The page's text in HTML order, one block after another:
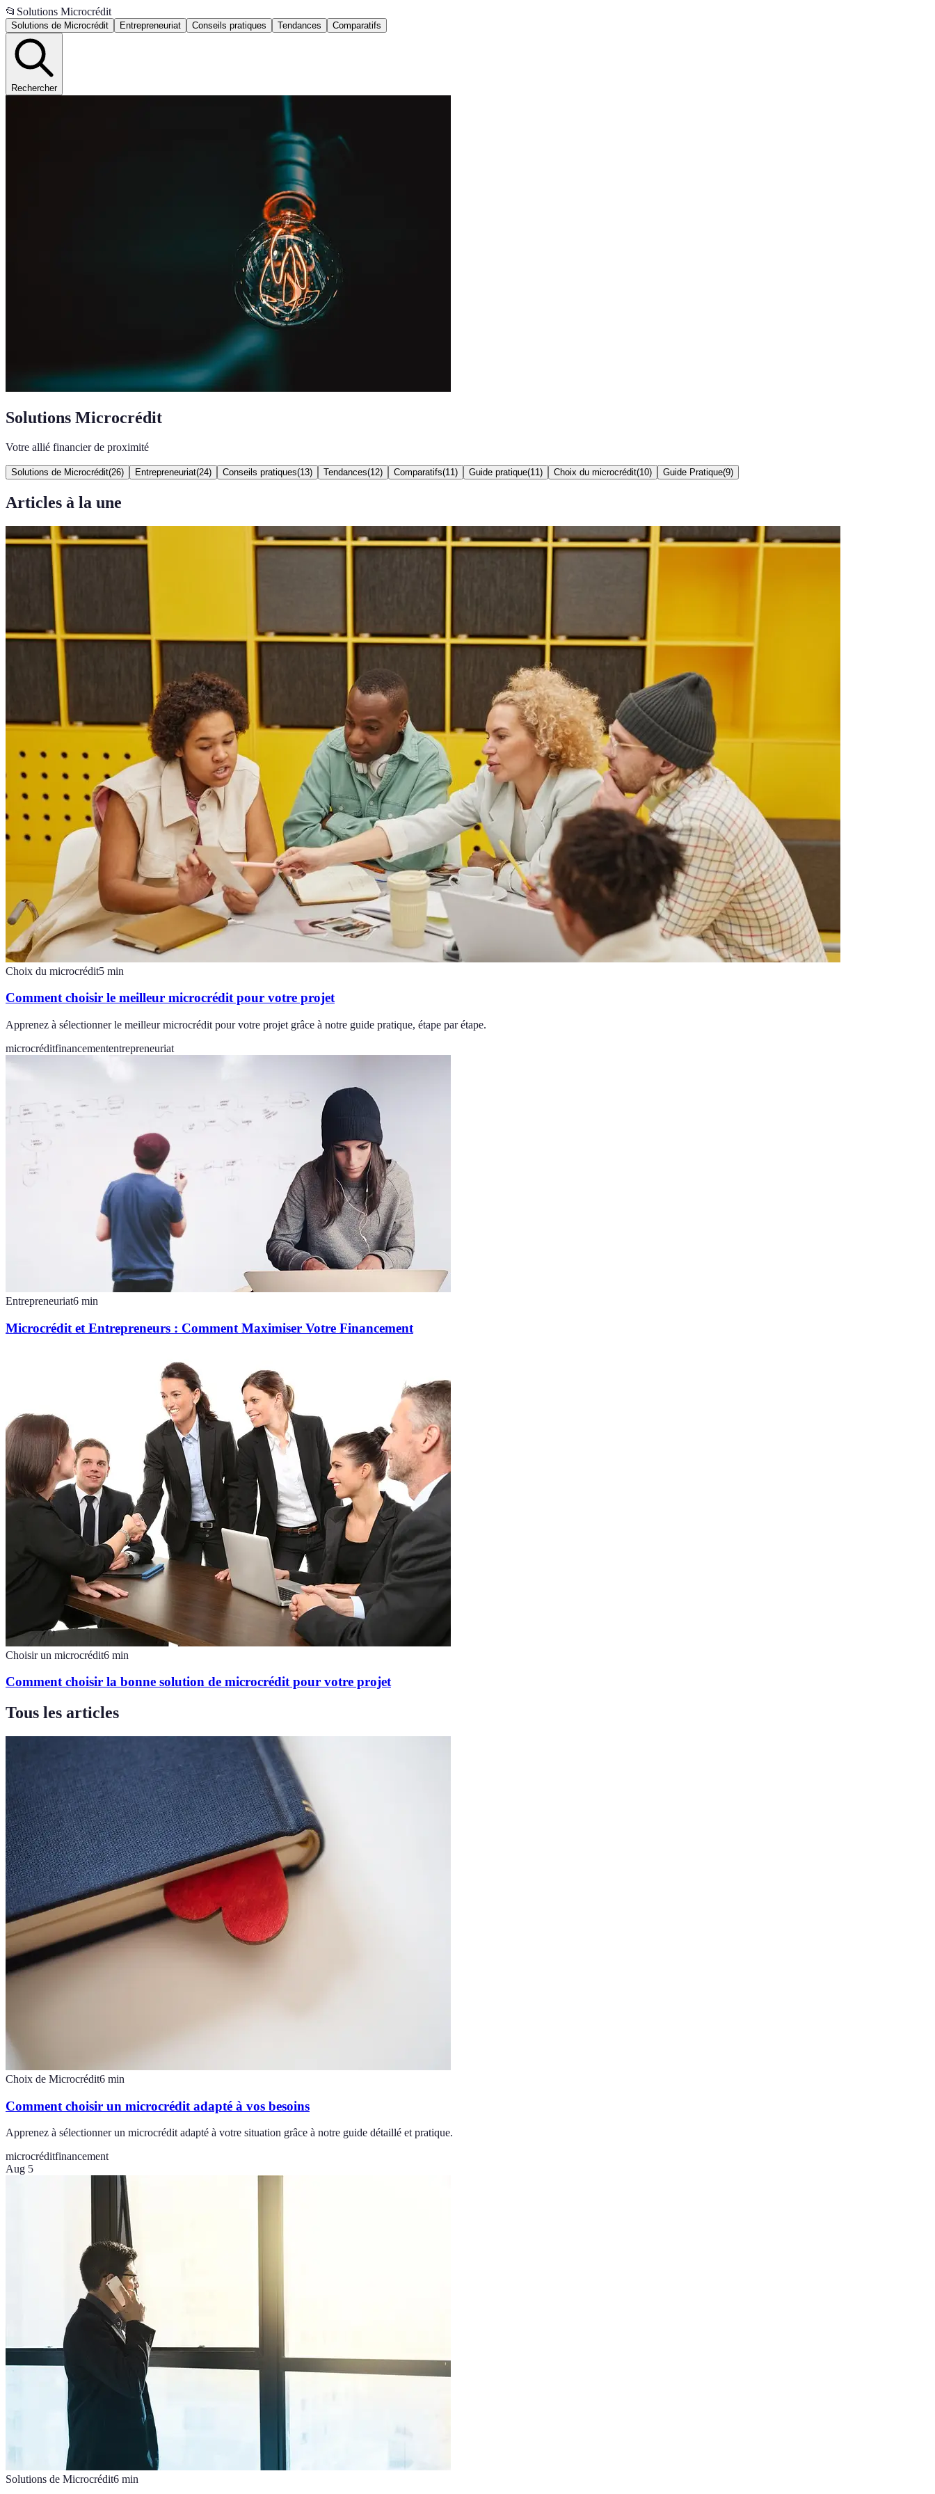
📂 Solutions Microcrédit
Solutions de Microcrédit Entrepreneuriat Conseils pratiques Tendances Comparatifs
Rechercher
Solutions Microcrédit
Votre allié financier de proximité
Solutions de Microcrédit(26) Entrepreneuriat(24) Conseils pratiques(13) Tendances(12) Comparatifs(11 ) Guide pratique(11 ) Choix du microcrédit(10) Guide Pratique(9)
Articles à la une
Choix du microcrédit5 min
Comment choisir le meilleur microcrédit pour votre projet
Apprenez à sélectionner le meilleur microcrédit pour votre projet grâce à notre guide pratique, étape par étape.
microcréditfinancemententrepreneuriat
Entrepreneuriat6 min
Microcrédit et Entrepreneurs : Comment Maximiser Votre Financement
Choisir un microcrédit6 min
Comment choisir la bonne solution de microcrédit pour votre projet
Tous les articles
Choix de Microcrédit6 min
Comment choisir un microcrédit adapté à vos besoins
Apprenez à sélectionner un microcrédit adapté à votre situation grâce à notre guide détaillé et pratique.
microcréditfinancement
Aug 5
Solutions de Microcrédit6 min